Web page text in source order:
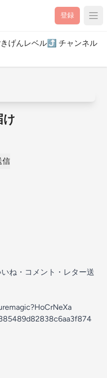
登録
きげんレベル⤴️ チャンネル
け
信
ね・コメント・レター送